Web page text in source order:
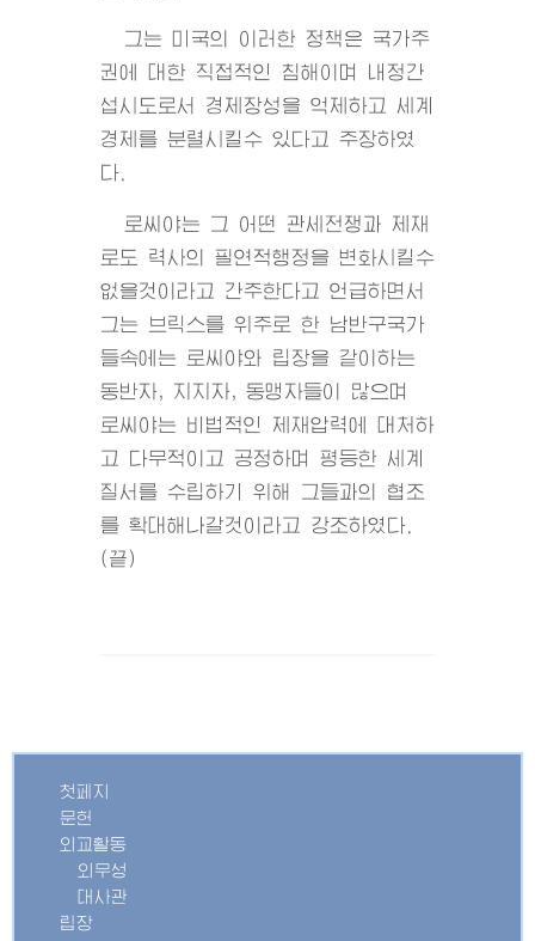
그는 미국의 이러한 정책은 국가주
권에 대한 직접적인 침해이며 내정간
섭시도로서 경제장성을 억제하고 세계
경제를 분렬시킬수 있다고 주장하였
다.
로씨야는 그 어떤 관세전쟁과 제재
로도 력사의 필연적행정을 변화시킬수
없을것이라고 간주한다고 언급하면서
그는 브릭스를 위주로 한 남반구국가
들속에는 로씨야와 립장을 같이하는
동반자, 지지자, 동맹자들이 많으며
로씨야는 비법적인 제재압력에 대처하
고 다무적이고 공정하며 평등한 세계
질서를 수립하기 위해 그들과의 협조
를 확대해나갈것이라고 강조하였다.
(끝)
첫페지
문헌
외교활동
외무성
대사관
립장